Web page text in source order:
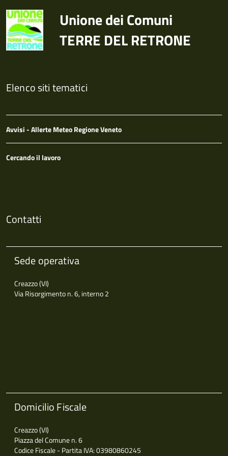
Unione dei Comuni
TERRE DEL RETRONE
Elenco siti tematici
Avvisi - Allerte Meteo Regione Veneto
Cercando il lavoro
Contatti
Sede operativa
Creazzo (VI)
Via Risorgimento n. 6, interno 2
Domicilio Fiscale
Creazzo (VI)
Piazza del Comune n. 6
Codice Fiscale - Partita IVA: 03980860245